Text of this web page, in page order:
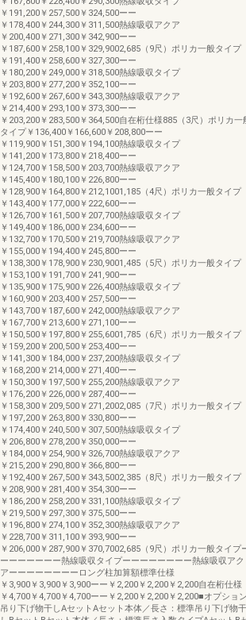
￥191,200￥257,500￥324,500ーー
￥178,400￥244,300￥311,500熱線吸収アクア
￥200,400￥271,300￥342,900ーー
￥187,600￥258,100￥329,9002,685（9尺）ポリカ一般タイプ
￥191,400￥258,600￥327,300ーー
￥180,200￥249,000￥318,500熱線吸収タイプ
￥203,800￥277,200￥352,100ーー
￥192,600￥267,600￥343,300熱線吸収アクア
￥214,400￥293,100￥373,300ーー
￥203,200￥283,500￥364,500自在桁仕様885（3尺）ポリカ一
タイプ￥136,400￥166,600￥208,800ーー
￥119,900￥151,300￥194,100熱線吸収タイプ
￥141,200￥173,800￥218,400ーー
￥124,700￥158,500￥203,700熱線吸収アクア
￥145,400￥180,100￥226,800ーー
￥128,900￥164,800￥212,1001,185（4尺）ポリカ一般タイプ
￥143,400￥177,000￥222,600ーー
￥126,700￥161,500￥207,700熱線吸収タイプ
￥149,400￥186,000￥234,600ーー
￥132,700￥170,500￥219,700熱線吸収アクア
￥155,000￥194,400￥245,800ーー
￥138,300￥178,900￥230,9001,485（5尺）ポリカ一般タイプ
￥153,100￥191,700￥241,900ーー
￥135,900￥175,900￥226,400熱線吸収タイプ
￥160,900￥203,400￥257,500ーー
￥143,700￥187,600￥242,000熱線吸収アクア
￥167,700￥213,600￥271,100ーー
￥150,500￥197,800￥255,6001,785（6尺）ポリカ一般タイプ
￥159,200￥200,500￥253,400ーー
￥141,300￥184,000￥237,200熱線吸収タイプ
￥168,200￥214,000￥271,400ーー
￥150,300￥197,500￥255,200熱線吸収アクア
￥176,200￥226,000￥287,400ーー
￥158,300￥209,500￥271,2002,085（7尺）ポリカ一般タイプ
￥197,200￥263,800￥330,800ーー
￥174,400￥240,500￥307,500熱線吸収タイプ
￥206,800￥278,200￥350,000ーー
￥184,000￥254,900￥326,700熱線吸収アクア
￥215,200￥290,800￥366,800ーー
￥192,400￥267,500￥343,5002,385（8尺）ポリカ一般タイプ
￥208,900￥281,400￥354,300ーー
￥186,200￥258,200￥331,100熱線吸収タイプ
￥219,500￥297,300￥375,500ーー
￥196,800￥274,100￥352,300熱線吸収アクア
￥228,700￥311,100￥393,900ーー
￥206,000￥287,900￥370,7002,685（9尺）ポリカ一般タイプ
ーーーーーーー熱線吸収タイプーーーーーーーー熱線吸収アク
アーーーーーーーーロング柱加算額標準仕様
￥3,900￥3,900￥3,900ーー￥2,200￥2,200￥2,200自在桁仕様
￥4,700￥4,700￥4,700ーー￥2,200￥2,200￥2,200■オプション
吊り下げ物干しAセットAセット本体／長さ：標準吊り下げ物干